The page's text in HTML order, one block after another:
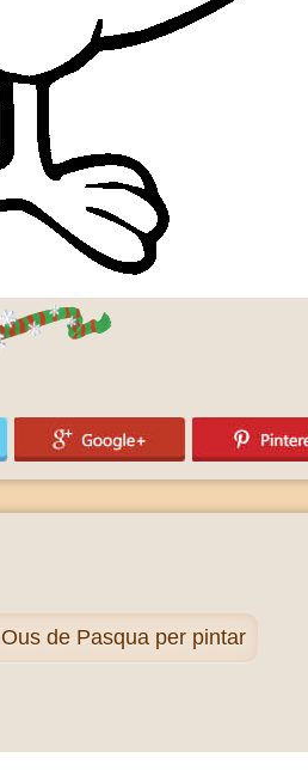
Ous de Pasqua per pintar